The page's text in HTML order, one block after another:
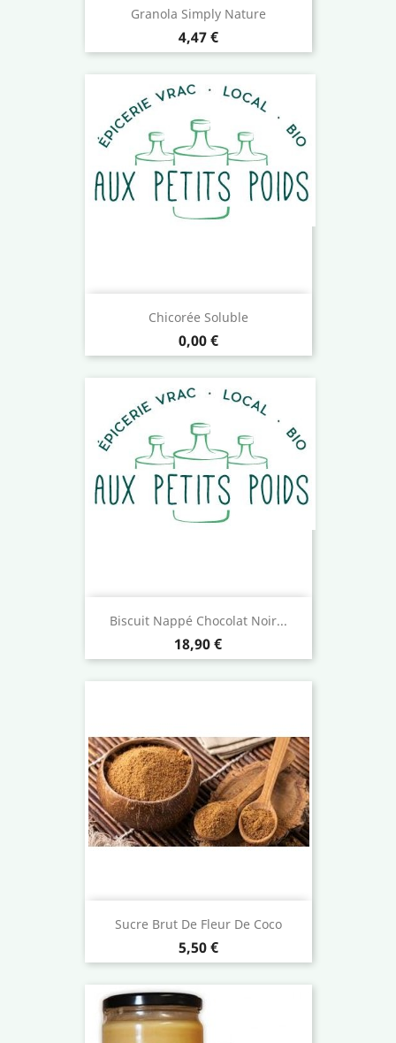
Granola Simply Nature
Prix
4,47 €
Chicorée Soluble
Prix
0,00 €
Biscuit Nappé Chocolat Noir...
Prix
18,90 €
Sucre Brut De Fleur De Coco
Prix
5,50 €